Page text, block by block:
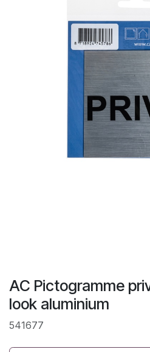
AC Pictogramme
look aluminium
541677